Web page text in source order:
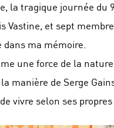
la tragique journée du
Vastine, et sept
ma mémoire.
une force de la
manière de Serge
vivre selon ses propres